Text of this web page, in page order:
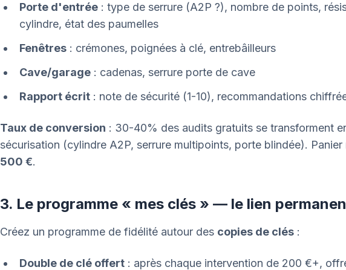
Porte d'entrée : type de serrure (A2P ?), nombre de points,
cylindre, état des paumelles
Fenêtres : crémones, poignées à clé, entrebâilleurs
Cave/garage : cadenas, serrure porte de cave
Rapport écrit : note de sécurité (1-10), recommandations
Taux de conversion : 30-40% des audits gratuits se transforment
sécurisation (cylindre A2P, serrure multipoints, porte blindée). Panier
500 €.
3. Le programme « mes clés » — le lien
Créez un programme de fidélité autour des copies de clés :
Double de clé offert : après chaque intervention de 200 €+,